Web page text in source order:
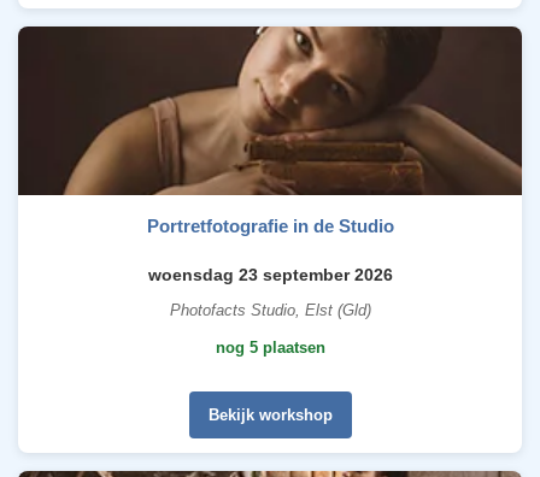
Portretfotografie in de Studio
woensdag 23 september 2026
Photofacts Studio, Elst (Gld)
nog 5 plaatsen
Bekijk workshop